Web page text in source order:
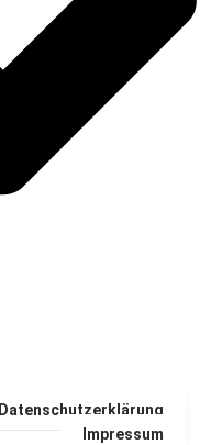
Datenschutzerklärung
Impressum